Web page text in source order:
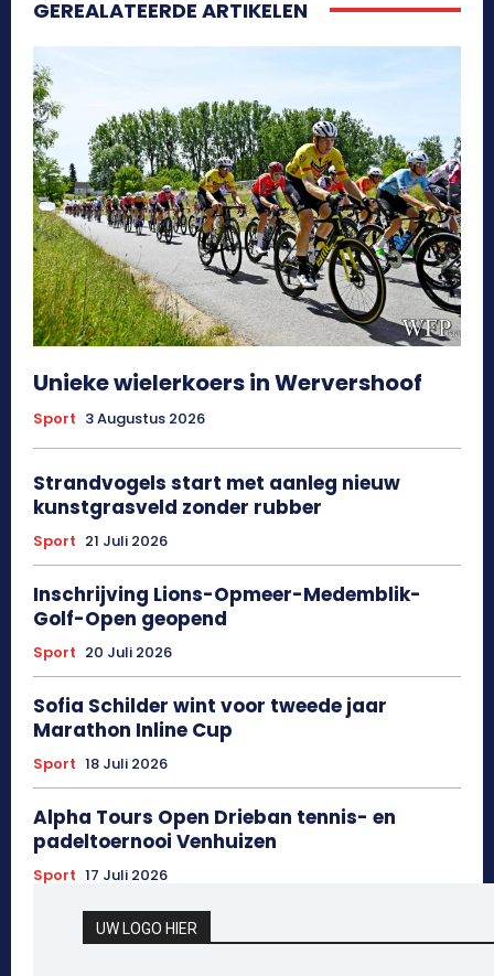
GEREALATEERDE ARTIKELEN
Unieke wielerkoers in Wervershoof
Sport 3 Augustus 2026
Strandvogels start met aanleg nieuw
kunstgrasveld zonder rubber
Sport 21 Juli 2026
Inschrijving Lions-Opmeer-Medemblik-
Golf-Open geopend
Sport 20 Juli 2026
Sofia Schilder wint voor tweede jaar
Marathon Inline Cup
Sport 18 Juli 2026
Alpha Tours Open Drieban tennis- en
padeltoernooi Venhuizen
Sport 17 Juli 2026
UW LOGO HIER